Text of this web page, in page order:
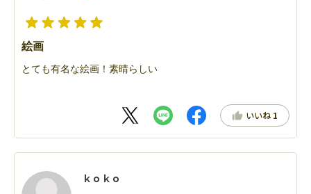
絵画
とても有名な絵画！素晴らしい
いいね 1
ｋｏｋｏ